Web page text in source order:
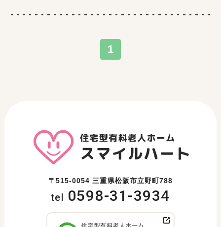
1
〒515-0054 三重県松阪市立野町788
tel 0598-31-3934